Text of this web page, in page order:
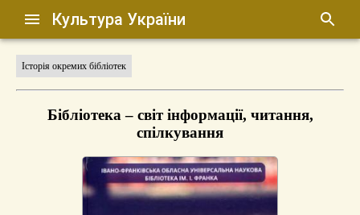
Культура України
Історія окремих бібліотек
Бібліотека – світ інформації, читання,
спілкування